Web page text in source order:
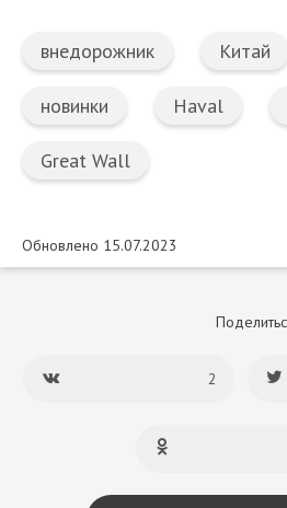
внедорожник Китай
новинки Haval
Great Wall
Обновлено 15.07.2023
2